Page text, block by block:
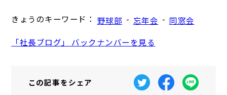
きょうのキーワード： 野球部 - 忘年会 - 同窓会
「社長ブログ」 バックナンバーを見る
この記事をシェア